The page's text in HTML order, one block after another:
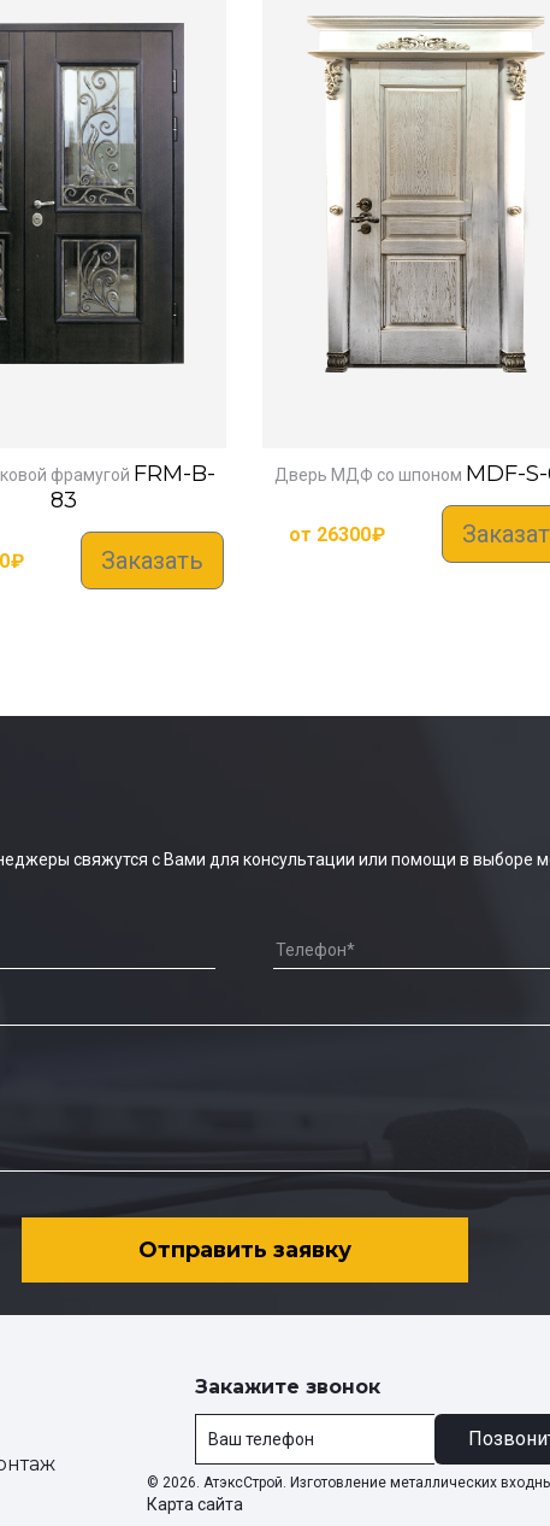
фрамугой FRM-B-
83
₽ Заказать
Дверь МДФ со шпоном MDF-
от 26300₽
свяжутся с Вами для консультации или помощи в выборе
Отправить заявку
Закажите звонок
© 2026. АтэксСтрой. Изготовление металлических
Карта сайта